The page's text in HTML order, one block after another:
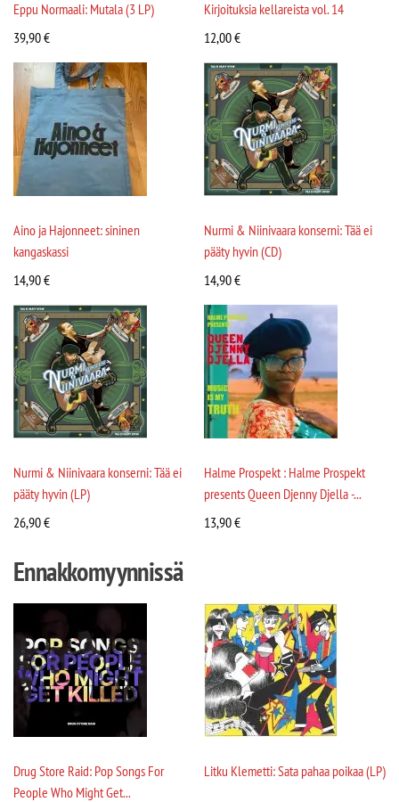
Eppu Normaali: Mutala (3 LP)
39,90€
Kirjoituksia kellareista vol. 14
12,00€
Aino ja Hajonneet: sininen
kangaskassi
14,90€
Nurmi & Niinivaara konserni: Tää ei
pääty hyvin (CD)
14,90€
Nurmi & Niinivaara konserni: Tää ei
pääty hyvin (LP)
26,90€
Halme Prospekt : Halme Prospekt
presents Queen Djenny Djella -...
13,90€
Ennakkomyynnissä
Drug Store Raid: Pop Songs For
People Who Might Get...
Litku Klemetti: Sata pahaa poikaa (LP)